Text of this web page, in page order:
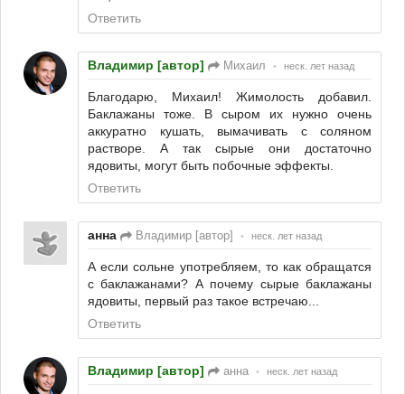
Ответить
Владимир [автор] Михаил • неск. лет назад
Благодарю, Михаил! Жимолость добавил.
Баклажаны тоже. В сыром их нужно очень
аккуратно кушать, вымачивать с соляном
растворе. А так сырые они достаточно
ядовиты, могут быть побочные эффекты.
Ответить
анна Владимир [автор] • неск. лет назад
А если сольне употребляем, то как обращатся
с баклажанами? А почему сырые баклажаны
ядовиты, первый раз такое встречаю...
Ответить
Владимир [автор] анна • неск. лет назад